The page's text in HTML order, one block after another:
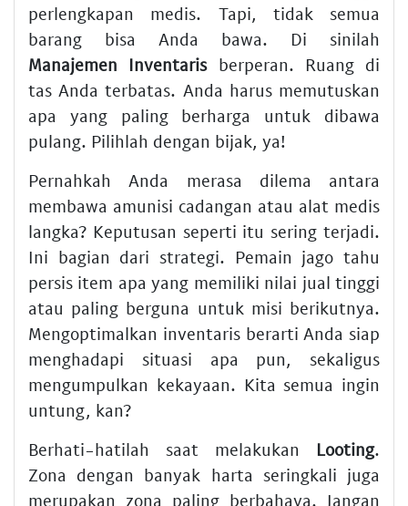
perlengkapan medis. Tapi, tidak semua
barang bisa Anda bawa. Di sinilah
Manajemen Inventarisberperan. Ruang di
tas Anda terbatas. Anda harus memutuskan
apa yang paling berharga untuk dibawa
pulang. Pilihlah dengan bijak, ya!
Pernahkah Anda merasa dilema antara
membawa amunisi cadangan atau alat medis
langka? Keputusan seperti itu sering terjadi.
Ini bagian dari strategi. Pemain jago tahu
persis item apa yang memiliki nilai jual tinggi
atau paling berguna untuk misi berikutnya.
Mengoptimalkan inventaris berarti Anda siap
menghadapi situasi apa pun, sekaligus
mengumpulkan kekayaan. Kita semua ingin
untung, kan?
Berhati-hatilah saat melakukan Looting.
Zona dengan banyak harta seringkali juga
merupakan zona paling berbahaya. Jangan